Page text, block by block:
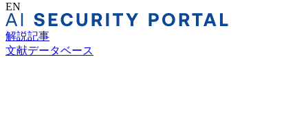
EN
解説記事
文献データベース